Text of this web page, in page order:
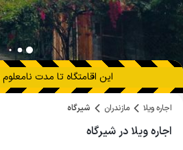
این اقامتگاه تا مدت نامعلوم
اجاره ویلا مازندران شیرگاه
اجاره ویلا در شیرگاه